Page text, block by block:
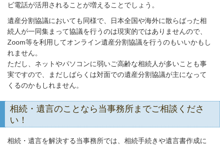
ビ電話が活用されることが増えることでしょう。
遺産分割協議においても同様で、日本全国や海外に散らばった相
続人が一同集まって協議を行うのは現実的ではありませんので、
Zoom等を利用してオンライン遺産分割協議を行うのもいいかもし
れません。
ただし、ネットやパソコンに弱いご高齢な相続人が多いことも事
実ですので、まだしばらくは対面での遺産分割協議が主になって
くるのかもしれません。
相続・遺言のことなら当事務所までご相談くださ
い！
相続・遺言を解決する当事務所では、相続手続きや遺言書作成に